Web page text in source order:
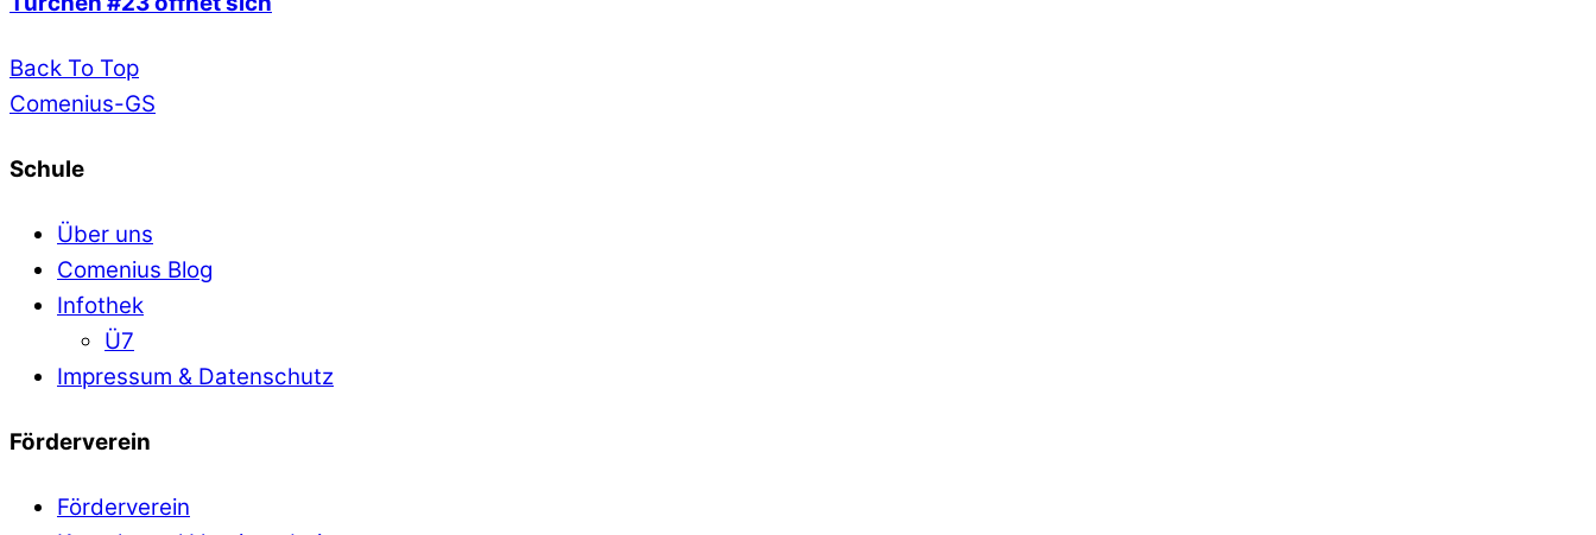
Back To Top
Comenius-GS
Schule
Über uns
Comenius Blog
Infothek
Ü7
Impressum & Datenschutz
Förderverein
Förderverein